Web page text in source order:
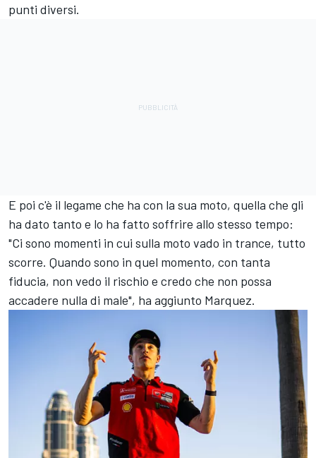
punti diversi.
E poi c'è il legame che ha con la sua moto, quella che gli
ha dato tanto e lo ha fatto soffrire allo stesso tempo:
"Ci sono momenti in cui sulla moto vado in trance, tutto
scorre. Quando sono in quel momento, con tanta
fiducia, non vedo il rischio e credo che non possa
accadere nulla di male", ha aggiunto Marquez.